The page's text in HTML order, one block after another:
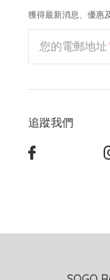
獲得最新消息、優惠
您的電郵地址
追蹤我們